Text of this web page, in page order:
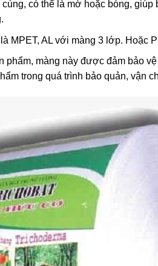
có thể là mờ hoặc bóng,
MPET, AL với màng 3 lớp. Hoặc
phẩm, màng này được đảm bảo
trong quá trình bảo quản, vận